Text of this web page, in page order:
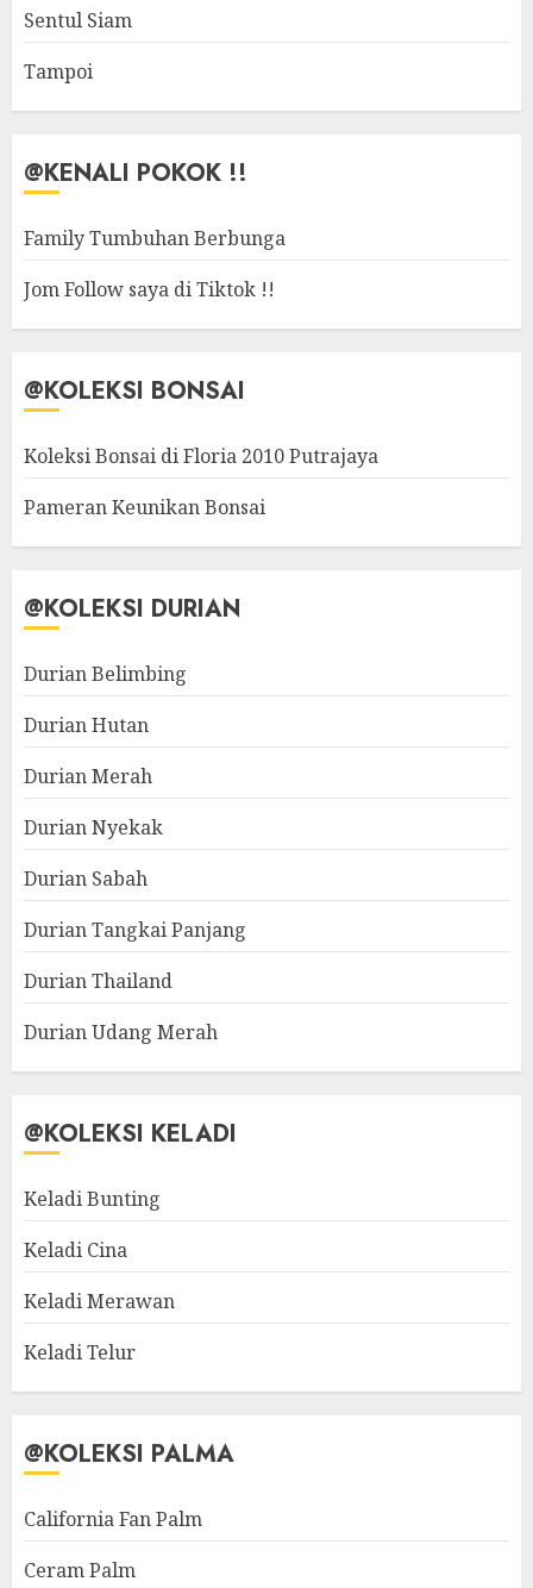
Sentul Siam
Tampoi
@KENALI POKOK !!
Family Tumbuhan Berbunga
Jom Follow saya di Tiktok !!
@KOLEKSI BONSAI
Koleksi Bonsai di Floria 2010 Putrajaya
Pameran Keunikan Bonsai
@KOLEKSI DURIAN
Durian Belimbing
Durian Hutan
Durian Merah
Durian Nyekak
Durian Sabah
Durian Tangkai Panjang
Durian Thailand
Durian Udang Merah
@KOLEKSI KELADI
Keladi Bunting
Keladi Cina
Keladi Merawan
Keladi Telur
@KOLEKSI PALMA
California Fan Palm
Ceram Palm